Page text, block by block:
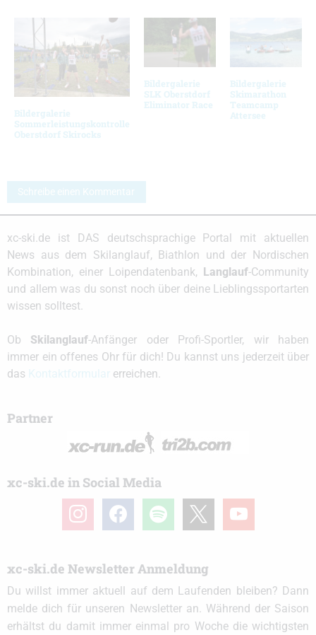
Bildergalerie
Sommerleistungskontrolle
Oberstdorf Skirocks
Bildergalerie
SLK Oberstdorf
Eliminator Race
Bildergalerie
Skimarathon
Teamcamp
Attersee
Schreibe einen Kommentar
xc-ski.de ist DAS deutschsprachige Portal mit aktuellen
News aus dem Skilanglauf, Biathlon und der Nordischen
Kombination, einer Loipendatenbank, Langlauf-Community
und allem was du sonst noch über deine Lieblingssportarten
wissen solltest.
Ob Skilanglauf-Anfänger oder Profi-Sportler, wir haben
immer ein offenes Ohr für dich! Du kannst uns jederzeit über
das
erreichen.
Partner
xc-ski.de in Social Media
instagramfacebook spotify youtube
xc-ski.de Newsletter Anmeldung
Du willst immer aktuell auf dem Laufenden bleiben? Dann
melde dich für unseren Newsletter an. Während der Saison
erhältst du damit immer einmal pro Woche die wichtigsten